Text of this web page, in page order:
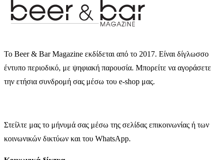
Το Beer & Bar Magazine εκδίδεται από το 2017. Είναι δίγλωσσο
έντυπο περιοδικό, με ψηφιακή παρουσία. Μπορείτε να αγοράσετε
την ετήσια συνδρομή σας μέσω του e-shop μας.
Στείλτε μας το μήνυμά σας μέσω της σελίδας επικοινωνίας ή των
κοινωνικών δικτύων και του WhatsApp.